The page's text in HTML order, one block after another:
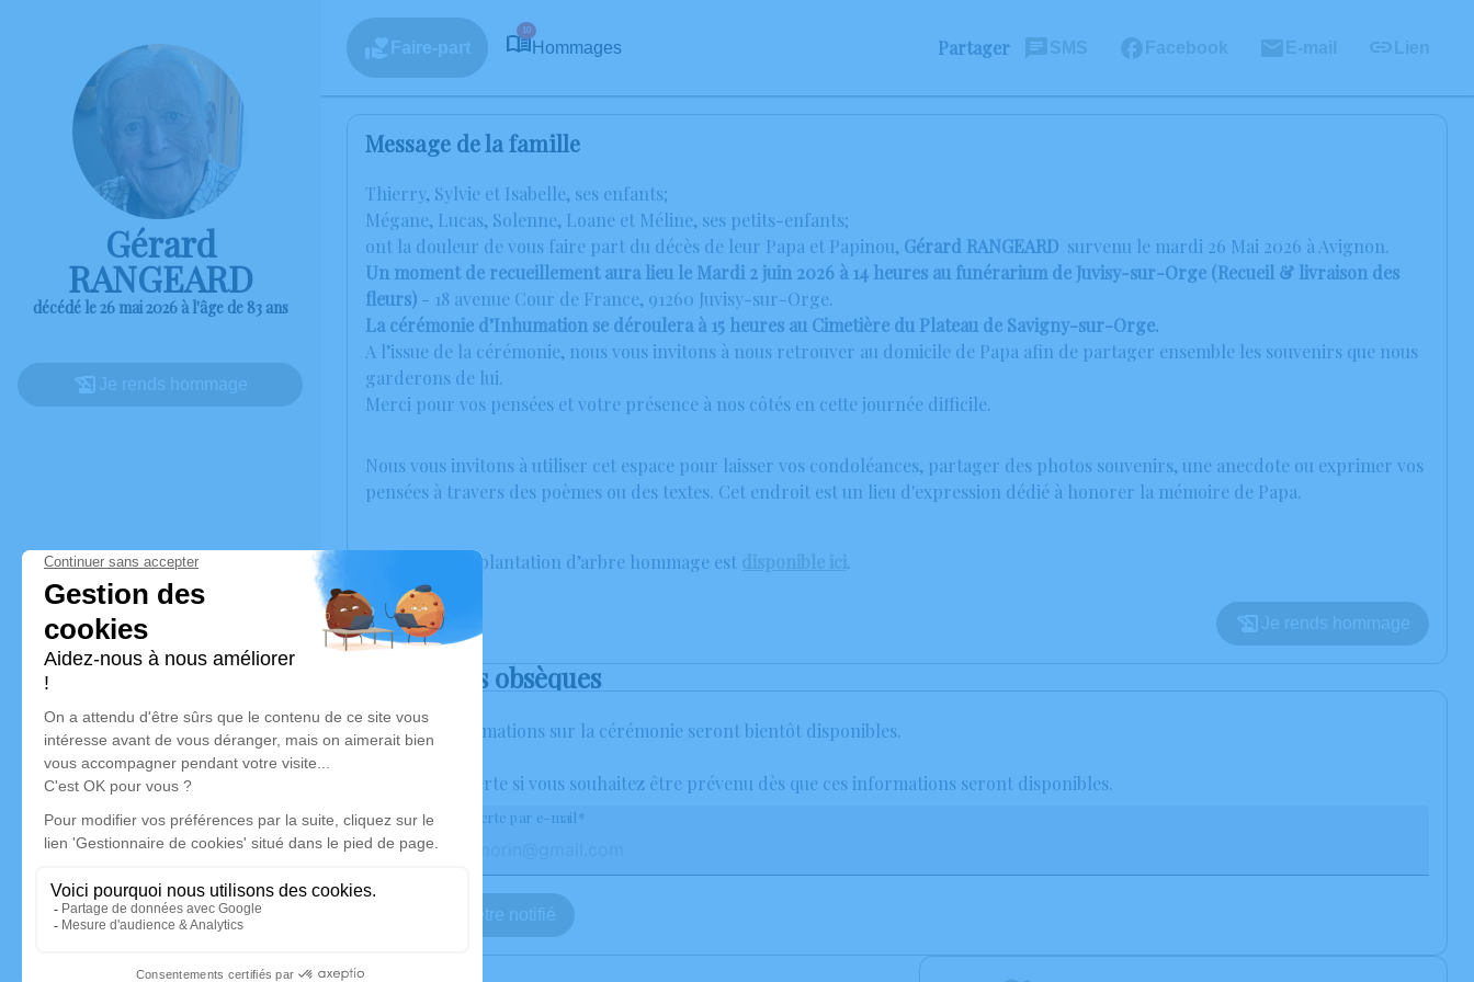
Gérard
RANGEARD
décédé le 26 mai 2026 à l'âge de 83 ans
Je rends hommage
Faire-part
10
Hommages Partager SMS Facebook E-mail Lien
Message de la famille
Thierry, Sylvie et Isabelle, ses enfants;
Mégane, Lucas, Solenne, Loane et Méline, ses petits-enfants;
ont la douleur de vous faire part du décès de leur Papa et Papinou, Gérard RANGEARD survenu le mardi 26 Mai 2026 à Avignon.
Un moment de recueillement aura lieu le Mardi 2 juin 2026 à 14 heures au funérarium de Juvisy-sur-Orge (Recueil & livraison des
fleurs) - 18 avenue Cour de France, 91260 Juvisy-sur-Orge.
La cérémonie d’Inhumation se déroulera à 15 heures au Cimetière du Plateau de Savigny-sur-Orge.
A l’issue de la cérémonie, nous vous invitons à nous retrouver au domicile de Papa afin de partager ensemble les souvenirs que nous
garderons de lui.
Merci pour vos pensées et votre présence à nos côtés en cette journée difficile.
Nous vous invitons à utiliser cet espace pour laisser vos condoléances, partager des photos souvenirs, une anecdote ou exprimer vos
pensées à travers des poèmes ou des textes. Cet endroit est un lieu d'expression dédié à honorer la mémoire de Papa.
Un service de plantation d’arbre hommage est disponible ici .
Je rends hommage
Déroulé des obsèques
Les informations sur la cérémonie seront bientôt disponibles.
Activez une alerte si vous souhaitez être prévenu dès que ces informations seront disponibles.
Recevoir une alerte par e-mail*
Je veux être notifié